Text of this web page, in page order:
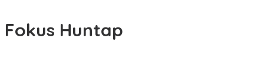
Fokus Huntap